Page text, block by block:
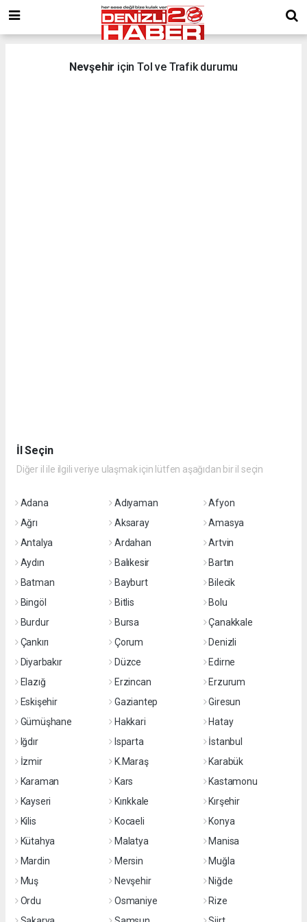
Nevşehir için Tol ve Trafik durumu
İl Seçin
Diğer il ile ilgili veriye ulaşmak için lütfen aşağıdan bir il seçin
Adana Adıyaman
Afyon
Ağrı
Aksaray
Amasya
Antalya
Ardahan
Artvin
Aydın
Balıkesir
Bartın
Batman
Bayburt
Bilecik
Bingöl
Bitlis
Bolu
Burdur
Bursa
Çanakkale
Çankırı
Çorum
Denizli
Diyarbakır
Düzce
Edirne
Elazığ
Erzincan
Erzurum
Eskişehir
Gaziantep
Giresun
Gümüşhane
Hakkari
Hatay
Iğdır
Isparta
İstanbul
İzmir
K.Maraş
Karabük
Karaman
Kars
Kastamonu
Kayseri
Kırıkkale
Kırşehir
Kilis
Kocaeli
Konya
Kütahya
Malatya
Manisa
Mardin
Mersin
Muğla
Muş
Nevşehir
Niğde
Ordu
Osmaniye
Rize